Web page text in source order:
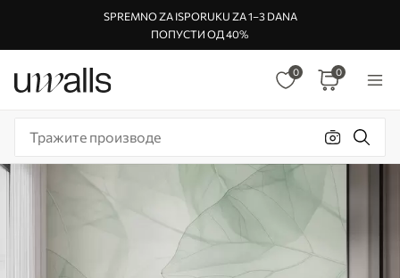
SPREMNO ZA ISPORUKU ZA 1–3 DANA
ПОПУСТИ ОД 40%
0 0